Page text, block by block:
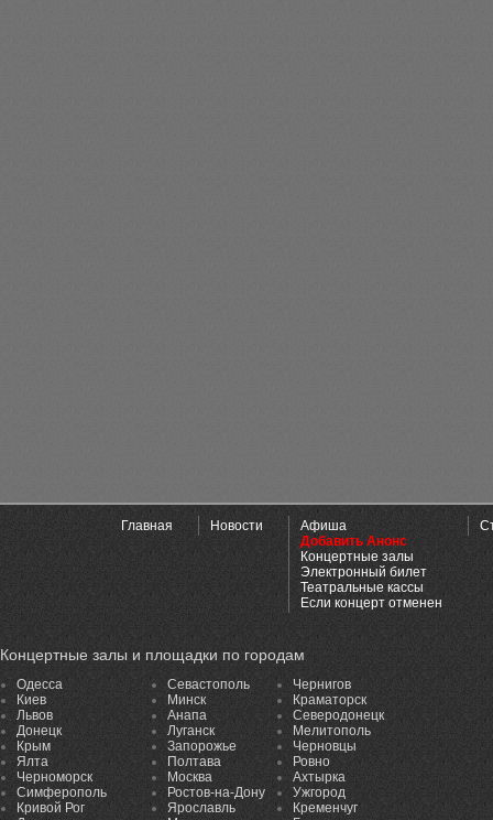
Главная Новости
Афиша
Добавить Анонс
Концертные залы
Электронный билет
Театральные кассы
Если концерт отменен
Концертные залы и площадки по городам
Одесса
Киев
Львов
Донецк
Крым
Ялта
Черноморск
Симферополь
Кривой Рог
Севастополь
Минск
Анапа
Луганск
Запорожье
Полтава
Москва
Ростов-на-Дону
Ярославль
Чернигов
Краматорск
Северодонецк
Мелитополь
Черновцы
Ровно
Ахтырка
Ужгород
Кременчуг